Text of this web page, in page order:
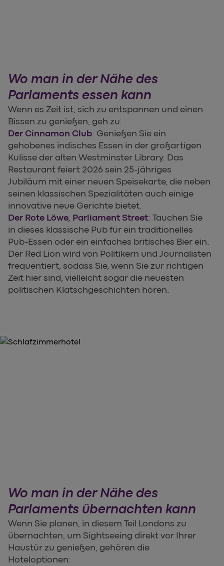
Wo man in der Nähe des
Parlaments essen kann
Wenn es Zeit ist, sich zu entspannen und einen
Bissen zu genießen, geh zu:
Der Cinnamon Club: Genießen Sie ein
gehobenes indisches Essen in der großartigen
Kulisse der alten Westminster Library. Das
Restaurant feiert 2026 sein 25-jähriges
Jubiläum mit einer neuen Speisekarte, die neben
seinen klassischen Spezialitäten auch einige
innovative neue Gerichte bietet.
Der Rote Löwe, Parliament Street: Tauchen Sie
in dieses klassische Pub für ein traditionelles
Pub-Essen oder ein einfaches britisches Bier ein.
Der Red Lion wird von Politikern und Journalisten
frequentiert, sodass Sie, wenn Sie zur richtigen
Zeit hier sind, vielleicht sogar die neuesten
politischen Klatschgeschichten hören.
Wo man in der Nähe des
Parlaments übernachten kann
Wenn Sie planen, in diesem Teil Londons zu
übernachten, um Sightseeing direkt vor Ihrer
Haustür zu genießen, gehören die
Hoteloptionen: